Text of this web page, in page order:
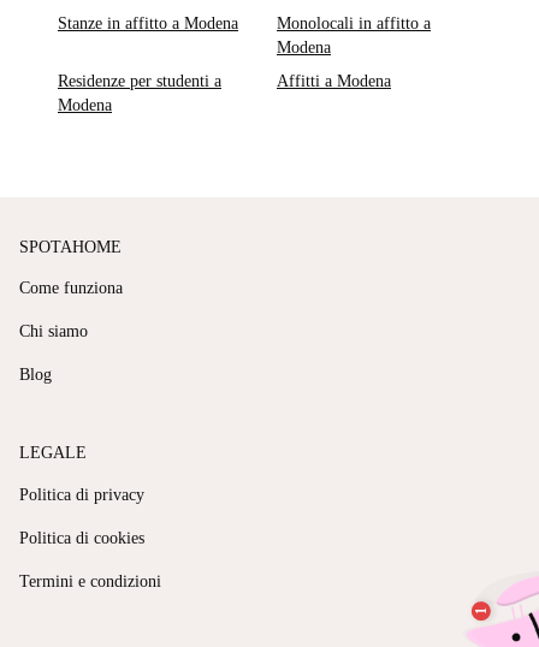
Stanze in affitto a Modena
Monolocali in affitto a
Modena
Residenze per studenti a
Modena
Affitti a Modena
SPOTAHOME
Come funziona
Chi siamo
Blog
LEGALE
Politica di privacy
Politica di cookies
Termini e condizioni